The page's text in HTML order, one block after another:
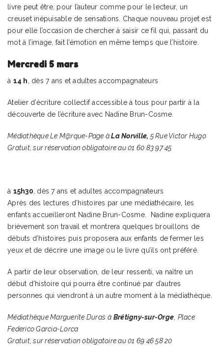
livre peut être, pour l’auteur comme pour le lecteur, un
creuset inépuisable de sensations. Chaque nouveau projet est
pour elle l’occasion de chercher à saisir ce fil qui, passant du
mot à l’image, fait l’émotion en même temps que l’histoire.
Mercredi 5 mars
à 14 h, dès 7 ans et adultes accompagnateurs
Atelier d’écriture collectif accessible à tous pour partir à la
découverte de l’écriture avec Nadine Brun-Cosme.
Médiathèque Le M@rque-Page àLa Norville, 5 Rue Victor Hugo
Gratuit, sur réservation obligatoire au 01 60 83 97 45
à 15h30, dès 7 ans et adultes accompagnateurs
Après des lectures d’histoires par une médiathécaire, les
enfants accueilleront Nadine Brun-Cosme. Nadine expliquera
brièvement son travail et montrera quelques brouillons de
débuts d’histoires puis proposera aux enfants de fermer les
yeux et de décrire une image ou le livre qu’ils ont préféré.
A partir de leur observation, de leur ressenti, va naître un
début d’histoire qui pourra être continué par d’autres
personnes qui viendront à un autre moment à la médiathèque.
Médiathèque Marguerite Duras à Brétigny-sur-Orge, Place
Federico Garcia-Lorca
Gratuit, sur réservation obligatoire au 01 69 46 58 20